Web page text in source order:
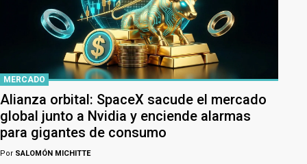
MERCADO
Alianza orbital: SpaceX sacude el mercado
global junto a Nvidia y enciende alarmas
para gigantes de consumo
Por SALOMÓN MICHITTE